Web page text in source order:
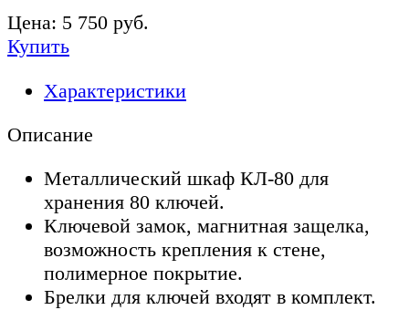
Цена: 5 750 руб.
Купить
Характеристики
Описание
Металлический шкаф КЛ-80 для
хранения 80 ключей.
Ключевой замок, магнитная защелка,
возможность крепления к стене,
полимерное покрытие.
Брелки для ключей входят в комплект.